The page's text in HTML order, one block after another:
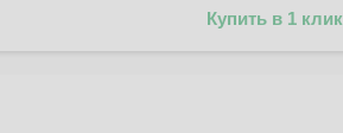
Купить в 1 клик